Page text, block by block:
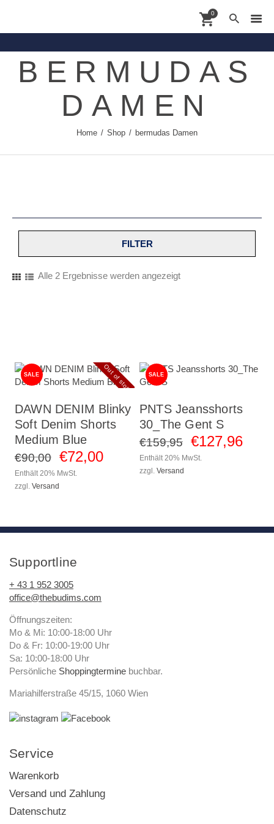
0
BERMUDAS
DAMEN
Home Shop bermudas Damen
Contact
Shoppingdate
Shop
Alle 2 Ergebnisse werden angezeigt
Out of stock
SALE
DAWN DENIM Blinky
Soft Denim Shorts
Medium Blue
€90,00 €72,00
Enthält 20% MwSt.
zzgl.Versand
SALE
PNTS Jeansshorts
30_The Gent S
€159,95 €127,96
Enthält 20% MwSt.
zzgl.Versand
FILTER
Supportline
+ 43 1 952 3005
office@thebudims.com
Öffnungszeiten:
Mo & Mi: 10:00-18:00 Uhr
Do & Fr: 10:00-19:00 Uhr
Sa: 10:00-18:00 Uhr
Persönliche Shoppingtermine buchbar.
Mariahilferstraße 45/15, 1060 Wien
Service
Warenkorb
Versand und Zahlung
Datenschutz